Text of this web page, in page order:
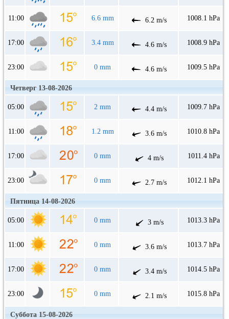
11:00 6.6 mm 6.2 m/s 1008.1 hPa
17:00 3.4 mm 4.6 m/s 1008.9 hPa
23:00 0 mm 4.6 m/s 1009.5 hPa
Четверг 13-08-2026
05:00 2 mm 4.4 m/s 1009.7 hPa
11:00 1.2 mm 3.6 m/s 1010.8 hPa
17:00 0 mm 4 m/s 1011.4 hPa
23:00 0 mm 2.7 m/s 1012.1 hPa
Пятница 14-08-2026
05:00 0 mm 3 m/s 1013.3 hPa
11:00 0 mm 3.6 m/s 1013.7 hPa
17:00 0 mm 3.4 m/s 1014.5 hPa
23:00 0 mm 2.1 m/s 1015.8 hPa
Суббота 15-08-2026